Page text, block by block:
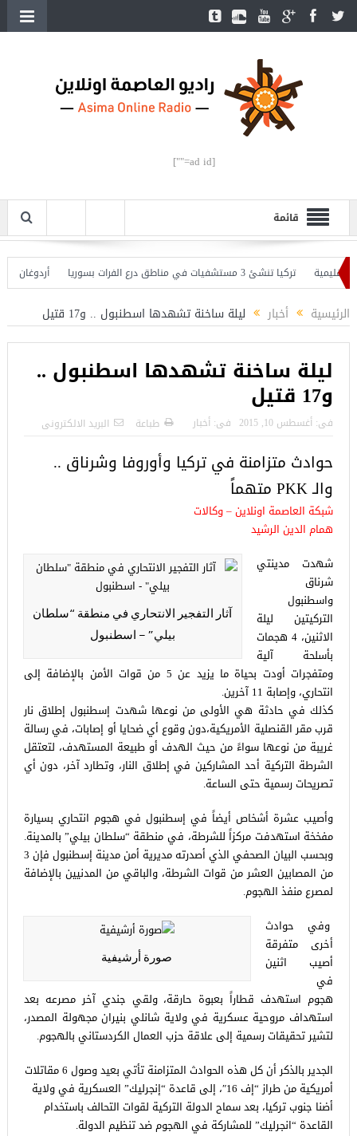
[ad id=""]
قائمة
تركيا تنشئ 3 مستشفيات في مناطق درع الفرات بسوريا
أردوغان
الرئيسية أخبار ليلة ساخنة تشهدها اسطنبول .. و17 قتيل
ليلة ساخنة تشهدها اسطنبول ..
و17 قتيل
فى: أغسطس 10, 2015 فى: أخبار طباعة البريد الالكترونى
حوادث متزامنة في تركيا وأوروفا وشرناق ..
والـ PKK متهماً
شبكة العاصمة اونلاين – وكالات
همام الدين الرشيد
آثار التفجير الانتحاري في منطقة “سلطان
بيلي” – اسطنبول
شهدت مدينتي
شرناق
واسطنبول
التركيتين ليلة
الاثنين، 4 هجمات
بأسلحة آلية
ومتفجرات أودت بحياة ما يزيد عن 5 من قوات الأمن بالإضافة إلى
انتحاري، وإصابة 11 آخرين.
كذلك في حادثة هي الأولى من نوعها شهدت إسطنبول إطلاق نار
قرب مقر القنصلية الأمريكية،دون وقوع أي ضحايا أو إصابات، في رسالة
غريبة من نوعها سواءً من حيث الهدف أو طبيعة المستهدف، لتعتقل
الشرطة التركية أحد المشاركين في إطلاق النار، وتطارد آخر، دون أي
تصريحات رسمية حتى الساعة.
وأصيب عشرة أشخاص أيضاً في إسطنبول في هجوم انتحاري بسيارة
مفخخة استهدفت مركزاً للشرطة، في منطقة “سلطان بيلي” بالمدينة.
وبحسب البيان الصحفي الذي أصدرته مديرية أمن مدينة إسطنبول فإن 3
من المصابين العشر من قوات الشرطة، والباقي من المدنيين بالإضافة
لمصرع منفذ الهجوم.
صورة أرشيفية
وفي حوادث
أخرى متفرقة
أصيب اثنين
في
هجوم استهدف قطاراً بعبوة حارقة، ولقي جندي آخر مصرعه بعد
استهداف مروحية عسكرية في ولاية شانلي بنيران مجهولة المصدر،
لتشير تحقيقات رسمية إلى علاقة حزب العمال الكردستاني بالهجوم.
الجدير بالذكر أن كل هذه الحوادث المتزامنة تأتي بعيد وصول 6 مقاتلات
أمريكية من طراز “إف 16″، إلى قاعدة “إنجرليك” العسكرية في ولاية
أضنا جنوب تركيا، بعد سماح الدولة التركية لقوات التحالف باستخدام
القاعدة “انجرليك” للمشاركة في الهجوم ضد تنظيم الدولة.